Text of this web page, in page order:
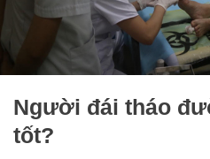
Người đái tháo
tốt?